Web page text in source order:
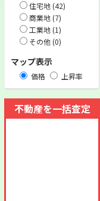
住宅地 (42)
商業地 (7)
工業地 (1)
その他 (0)
マップ表示
価格 上昇率
不動産を一括査定